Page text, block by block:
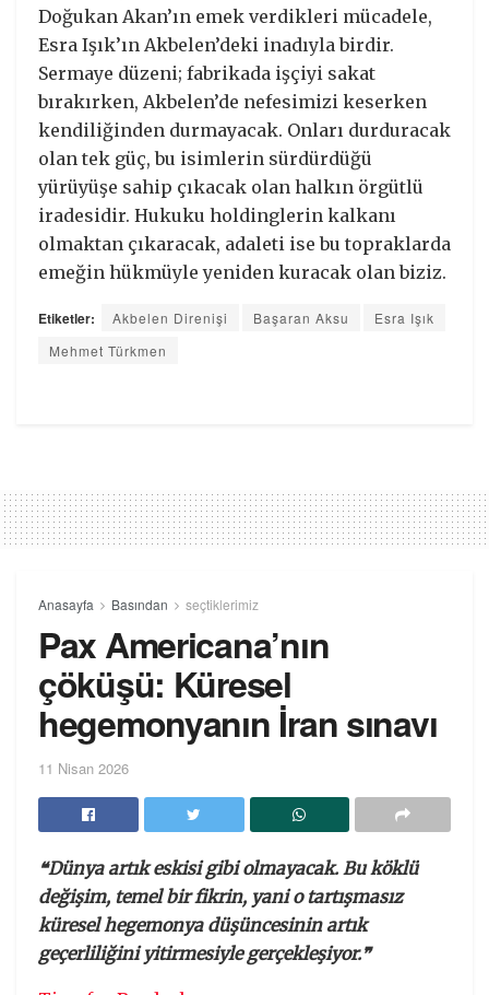
Doğukan Akan’ın emek verdikleri mücadele,
Esra Işık’ın Akbelen’deki inadıyla birdir.
Sermaye düzeni; fabrikada işçiyi sakat
bırakırken, Akbelen’de nefesimizi keserken
kendiliğinden durmayacak. Onları durduracak
olan tek güç, bu isimlerin sürdürdüğü
yürüyüşe sahip çıkacak olan halkın örgütlü
iradesidir. Hukuku holdinglerin kalkanı
olmaktan çıkaracak, adaleti ise bu topraklarda
emeğin hükmüyle yeniden kuracak olan biziz.
Etiketler: Akbelen Direnişi Başaran Aksu
Esra Işık
Mehmet Türkmen
Anasayfa Basından seçtiklerimiz
Pax Americana’nın
çöküşü: Küresel
hegemonyanın İran sınavı
11 Nisan 2026
❝Dünya artık eskisi gibi olmayacak. Bu köklü
değişim, temel bir fikrin, yani o tartışmasız
küresel hegemonya düşüncesinin artık
geçerliliğini yitirmesiyle gerçekleşiyor.❞